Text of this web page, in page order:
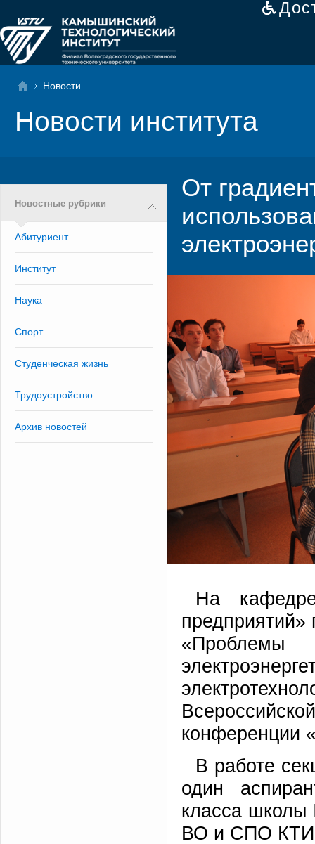
Новости
Новости института
Новостные рубрики
Абитуриент
Институт
Наука
Спорт
Студенческая жизнь
Трудоустройство
Архив новостей
От
На
предприятий»
конференции
В работе
один
класса школы
ВО и СПО КТИ